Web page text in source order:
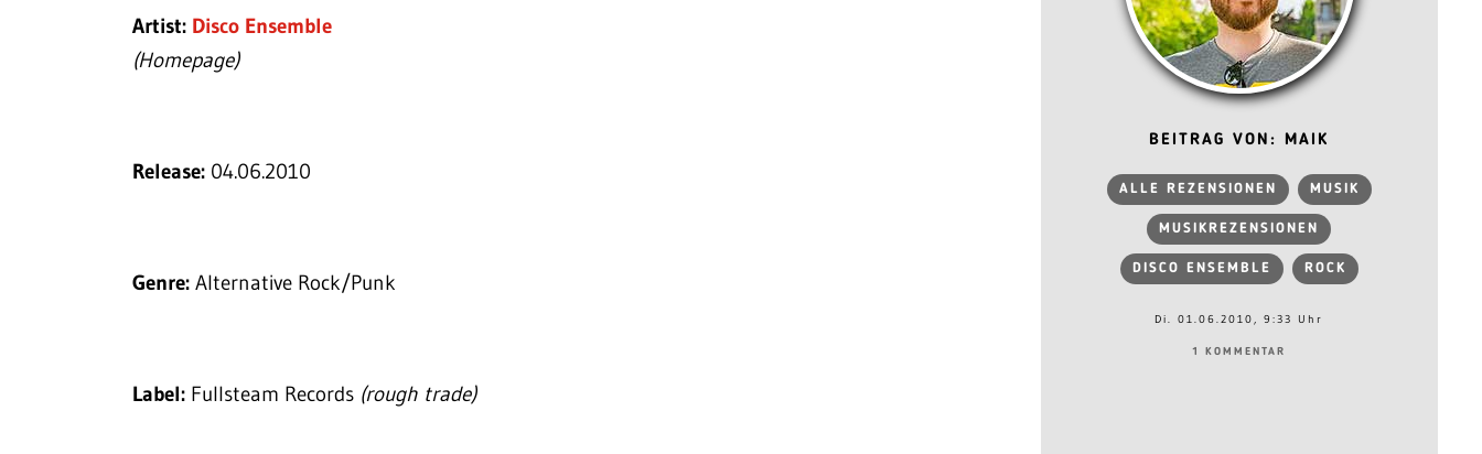
Artist: Disco Ensemble
(Homepage)
Release: 04.06.2010
Genre: Alternative Rock/Punk
Label: Fullsteam Records (rough trade)
BEITRAG VON: MAIK
ALLE REZENSIONEN MUSIK
MUSIKREZENSIONEN
DISCO ENSEMBLE ROCK
Di. 01.06.2010, 9:33 Uhr
1 KOMMENTAR